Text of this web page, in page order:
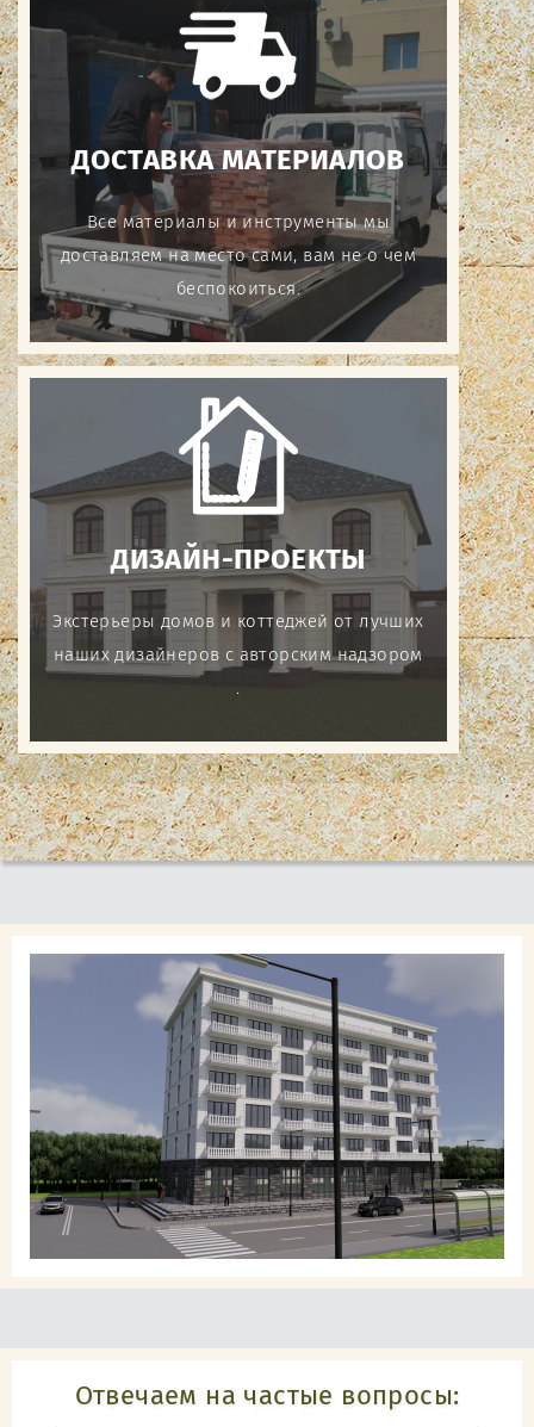
ДОСТАВКА МАТЕРИАЛОВ
Все материалы и инструменты мы
доставляем на место сами, вам не о чем
беспокоиться.
ДИЗАЙН-ПРОЕКТЫ
Экстерьеры домов и коттеджей от лучших
наших дизайнеров с авторским надзором
.
Отвечаем на частые вопросы: